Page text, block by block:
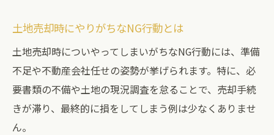
土地売却時にやりがちなNG行動とは
土地売却時についやってしまいがちなNG行動には、準備
不足や不動産会社任せの姿勢が挙げられます。特に、必
要書類の不備や土地の現況調査を怠ることで、売却手続
きが滞り、最終的に損をしてしまう例は少なくありませ
ん。